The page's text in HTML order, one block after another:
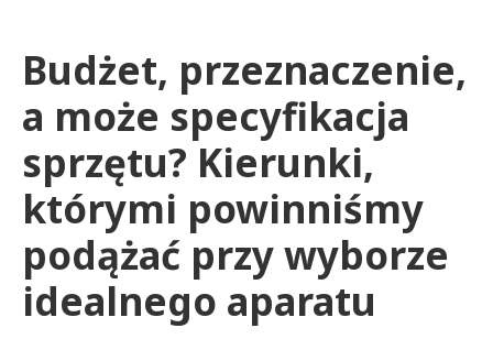
Budżet, przeznaczenie,
a może specyfikacja
sprzętu? Kierunki,
którymi powinniśmy
podążać przy wyborze
idealnego aparatu